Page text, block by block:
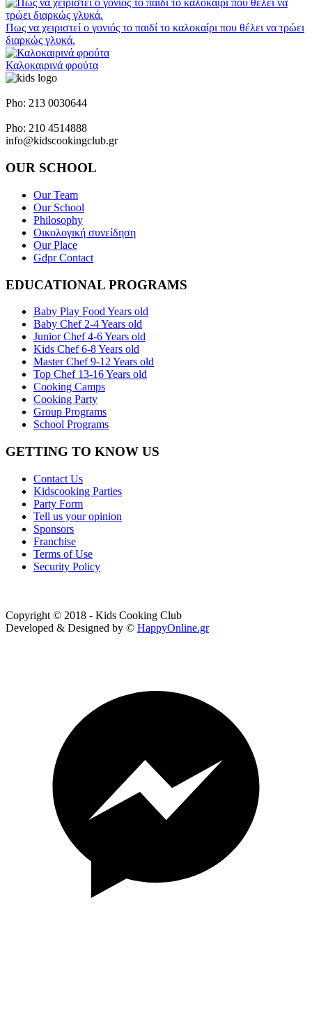
Πως να χειριστεί ο γονιός το παιδί το καλοκαίρι που θέλει να τρώει
διαρκώς γλυκά.
Καλοκαιρινά φρούτα
Pho: 213 0030644
Pho: 210 4514888
info@kidscookingclub.gr
OUR SCHOOL
Our Team
Our School
Philosophy
Οικολογική συνείδηση
Our Place
Gdpr Contact
EDUCATIONAL PROGRAMS
Baby Play Food Years old
Baby Chef 2-4 Years old
Junior Chef 4-6 Years old
Kids Chef 6-8 Years old
Master Chef 9-12 Years old
Top Chef 13-16 Years old
Cooking Camps
Cooking Party
Group Programs
School Programs
GETTING TO KNOW US
Contact Us
Kidscooking Parties
Party Form
Tell us your opinion
Sponsors
Franchise
Terms of Use
Security Policy
Copyright © 2018 - Kids Cooking Club
Developed & Designed by © HappyOnline.gr